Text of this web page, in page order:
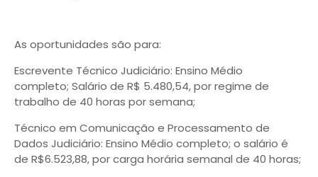
As oportunidades são para:
Escrevente Técnico Judiciário: Ensino Médio
completo; Salário de R$ 5.480,54, por regime de
trabalho de 40 horas por semana;
Técnico em Comunicação e Processamento de
Dados Judiciário: Ensino Médio completo; o salário é
de R$6.523,88, por carga horária semanal de 40 horas;